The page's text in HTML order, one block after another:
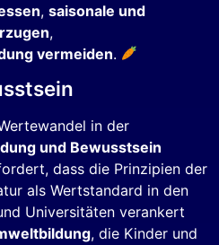
, saisonale und
,
vermeiden.
in der
und Bewusstsein
dass die Prinzipien der
als Wertstandard in den
Universitäten verankert
, die Kinder und